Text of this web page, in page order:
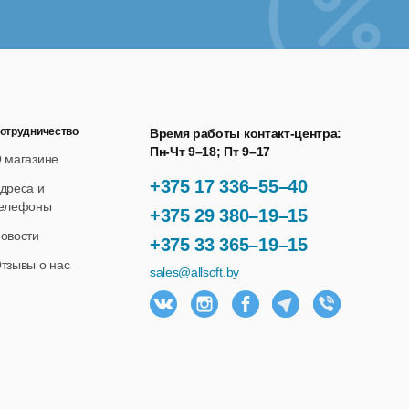
логотипов и текста.
1С с веб-камер и IP-камер.
и без нее.
компонента, позволяет использовать ее в
клиенте) на платформе 1С 8.
+375 17 336–55–40
+375 29 380–19–15
+375 33 365–19–15
Время работы контакт-центра:
Пн-Чт 9–18; Пт 9–17
sales@allsoft.by
и
о нас